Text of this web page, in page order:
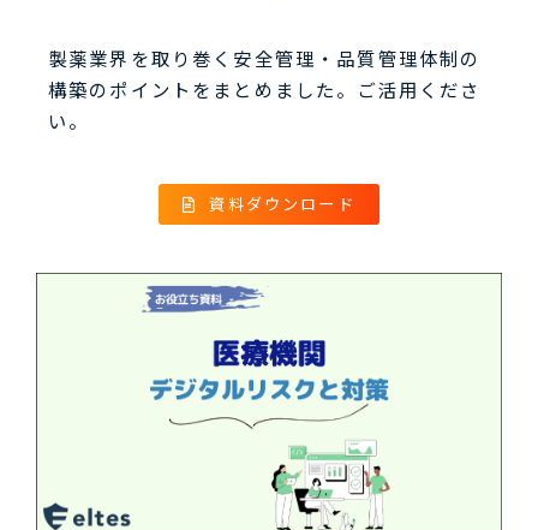
製薬業界を取り巻く安全管理・品質管理体制の
構築のポイントをまとめました。ご活用くださ
い。
資料ダウンロード